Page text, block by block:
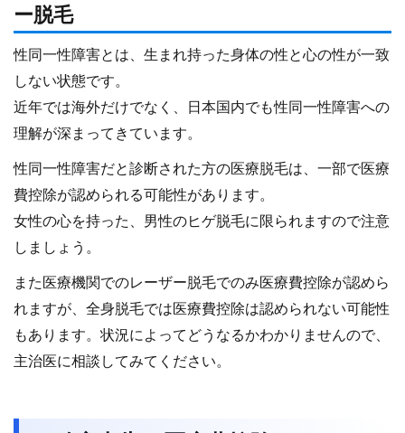
ー脱毛
性同一性障害とは、生まれ持った身体の性と心の性が一致
しない状態です。
近年では海外だけでなく、日本国内でも性同一性障害への
理解が深まってきています。
性同一性障害だと診断された方の医療脱毛は、一部で医療
費控除が認められる可能性があります。
女性の心を持った、男性のヒゲ脱毛に限られますので注意
しましょう。
また医療機関でのレーザー脱毛でのみ医療費控除が認めら
れますが、全身脱毛では医療費控除は認められない可能性
もあります。状況によってどうなるかわかりませんので、
主治医に相談してみてください。